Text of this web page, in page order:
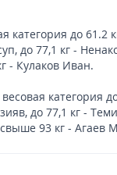
категория до 61.2
до 77,1 кг -
- Кулаков Иван.
весовая категория
до 77,1 кг -
93 кг - Агаев